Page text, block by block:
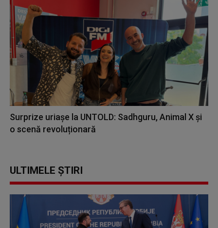
Surprize uriașe la UNTOLD: Sadhguru, Animal X și
o scenă revoluționară
ULTIMELE ȘTIRI